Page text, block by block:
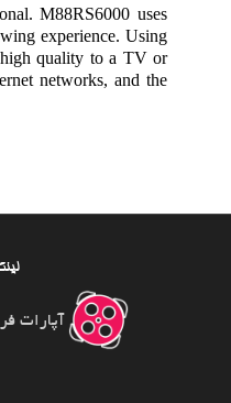
M88RS6000 uses
experience. Using
high quality to a TV or
networks, and the
آپارات